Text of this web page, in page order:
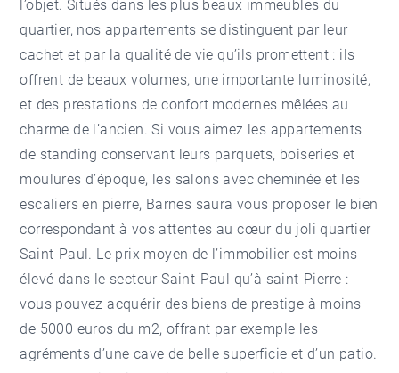
l’objet. Situés dans les plus beaux immeubles du
quartier, nos appartements se distinguent par leur
cachet et par la qualité de vie qu’ils promettent : ils
offrent de beaux volumes, une importante luminosité,
et des prestations de confort modernes mêlées au
charme de l’ancien. Si vous aimez les appartements
de standing conservant leurs parquets, boiseries et
moulures d’époque, les salons avec cheminée et les
escaliers en pierre, Barnes saura vous proposer le bien
correspondant à vos attentes au cœur du joli quartier
Saint-Paul. Le prix moyen de l’immobilier est moins
élevé dans le secteur Saint-Paul qu’à saint-Pierre :
vous pouvez acquérir des biens de prestige à moins
de 5000 euros du m2, offrant par exemple les
agréments d’une cave de belle superficie et d’un patio.